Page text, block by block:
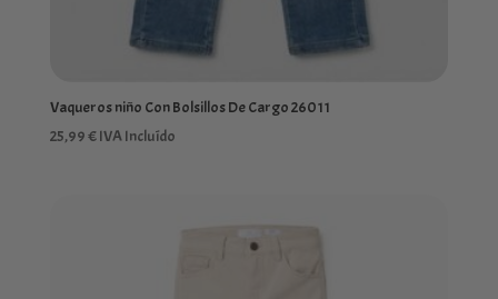
Vaqueros niño Con Bolsillos De Cargo 26011
25,99€IVA Incluído